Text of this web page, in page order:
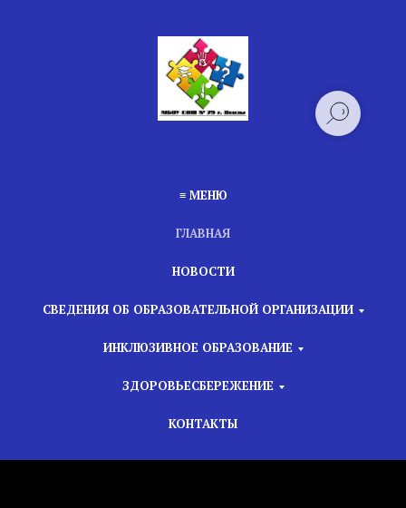
≡ МЕНЮ
ГЛАВНАЯ
НОВОСТИ
СВЕДЕНИЯ ОБ ОБРАЗОВАТЕЛЬНОЙ ОРГАНИЗАЦИИ
ИНКЛЮЗИВНОЕ ОБРАЗОВАНИЕ
ЗДОРОВЬЕСБЕРЕЖЕНИЕ
КОНТАКТЫ